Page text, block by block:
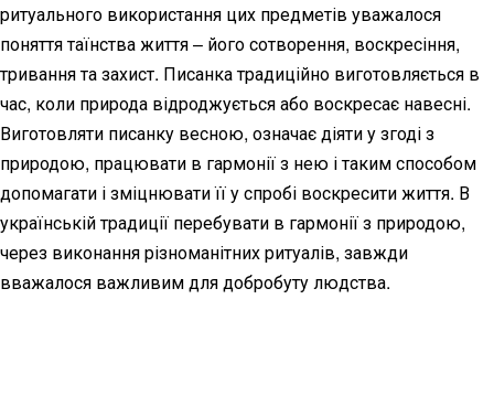
ритуального використання цих предметів уважалося
поняття таїнства життя – його сотворення, воскресіння,
тривання та захист. Писанка традиційно виготовляється в
час, коли природа відроджується або воскресає навесні.
Виготовляти писанку весною, означає діяти у згоді з
природою, працювати в гармонії з нею і таким способом
допомагати і зміцнювати її у спробі воскресити життя. В
українській традиції перебувати в гармонії з природою,
через виконання різноманітних ритуалів, завжди
вважалося важливим для добробуту людства.